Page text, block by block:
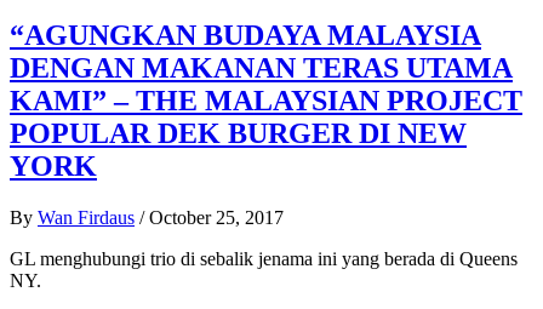
“AGUNGKAN BUDAYA MALAYSIA
DENGAN MAKANAN TERAS UTAMA
KAMI” – THE MALAYSIAN PROJECT
POPULAR DEK BURGER DI NEW
YORK
By Wan Firdaus / October 25, 2017
GL menghubungi trio di sebalik jenama ini yang berada di Queens
NY.